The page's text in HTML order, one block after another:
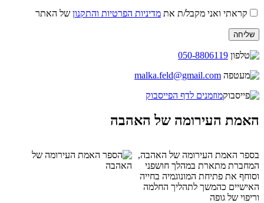
קראתי ואני מקבל/ת את מדיניות הפרטיות והתקנון של האתר
050-8806119
malka.feld@gmail.com
מוזמנים לדף הפייסבוק
האמת העירומה של האהבה
בספר האמת העירומה של האהבה,
המחברת מתארת במהלך חושפני
וסוחף את פתיחת המונוגמיה בחייה
האישיים כהמשך לתהליך החלמה
וריפוי של גופה